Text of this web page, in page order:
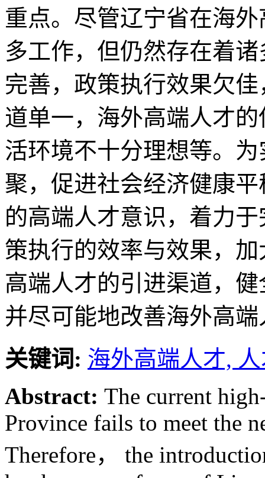
重点。尽管辽宁省在海
多工作，但仍然存在着
完善，政策执行效果欠
道单一，海外高端人才
活环境不十分理想等。
聚，促进社会经济健康
的高端人才意识，着力
策执行的效率与效果，
高端人才的引进渠道，
并尽可能地改善海外高
关键词: 海外高端人才,
Abstract: The current
Province fails to meet the
Therefore， the